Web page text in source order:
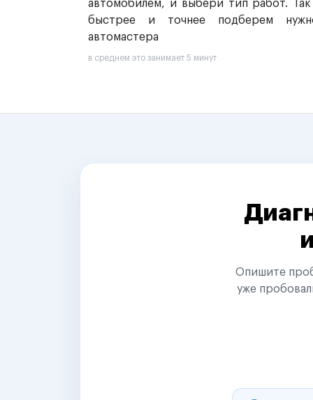
автомобилем, и выбери тип работ.
быстрее и точнее подберем
автомастера
в среднем это занимает 5 минут
Опишите
уже